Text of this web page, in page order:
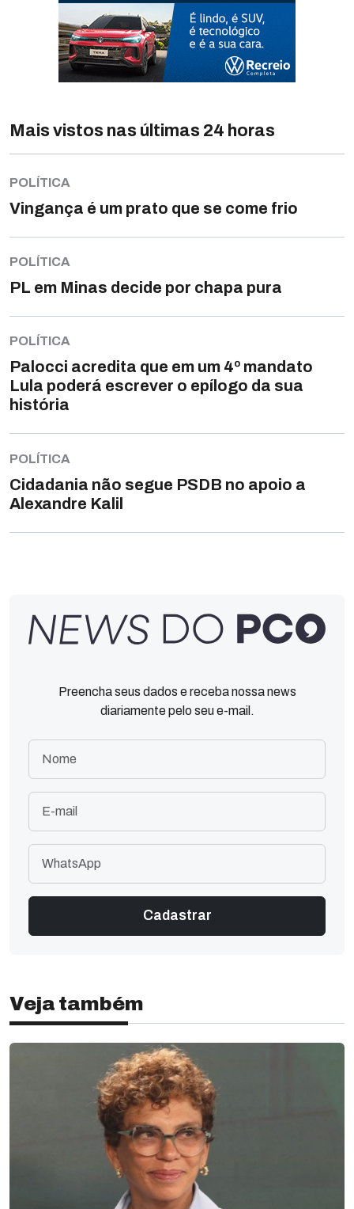
Mais vistos nas últimas 24 horas
POLÍTICA
Vingança é um prato que se come frio
POLÍTICA
PL em Minas decide por chapa pura
POLÍTICA
Palocci acredita que em um 4º mandato
Lula poderá escrever o epílogo da sua
história
POLÍTICA
Cidadania não segue PSDB no apoio a
Alexandre Kalil
Preencha seus dados e receba nossa news
diariamente pelo seu e-mail.
Veja também